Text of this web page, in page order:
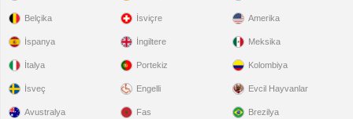
Belçika
İspanya
İtalya
İsveç
İsviçre
İngiltere
Portekiz
Engelli
Amerika
Meksika
Kolombiya
Evcil Hayvanlar
Avustralya Fas Brezilya